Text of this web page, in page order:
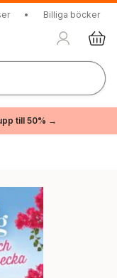
• Billiga böcker
till 50% →